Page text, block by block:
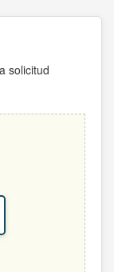
solicitud